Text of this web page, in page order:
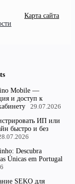
Карта сайта
Mobile —
и доступ к
29.07.2026
ИП или
быстро и без
Descubra
Únicas em Portugal
SEKO для